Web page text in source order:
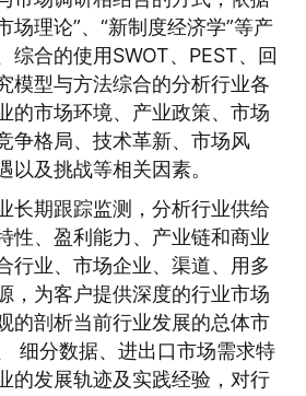
场理论”、“新制度经济学”等产
综合的使用SWOT、PEST、回
模型与方法综合的分析行业各
的市场环境、产业政策、市场
争格局、技术革新、市场风
以及挑战等相关因素。
长期跟踪监测，分析行业供给
性、盈利能力、产业链和商业
行业、市场企业、渠道、用多
，为客户提供深度的行业市场
的剖析当前行业发展的总体市
细分数据、进出口市场需求特
的发展轨迹及实践经验，对行